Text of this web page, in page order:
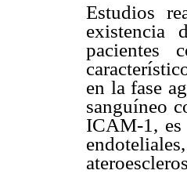
Estudios
existencia
pacientes
en la fase
sanguíneo
ICAM-1, es